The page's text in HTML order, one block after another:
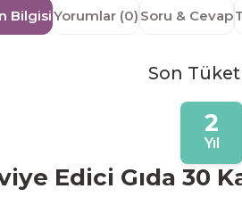
BilgisiYorumlar (0) Soru & Cevap
Son
2
Yıl
Edici Gıda 30